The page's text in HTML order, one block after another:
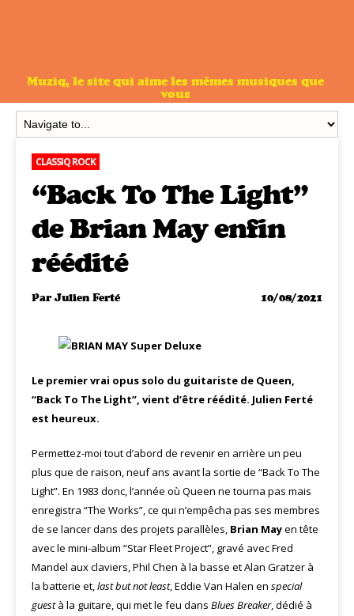
Muziq, le site qui aime les mêmes musiques que
vous
CLASSIQ ROCK
“Back To The Light”
de Brian May enfin
réédité
ParJulien Ferté 10/08/2021
Le premier vrai opus solo du guitariste de Queen,
“Back To The Light”, vient d’être réédité. Julien Ferté
est heureux.
Permettez-moi tout d’abord de revenir en arrière un peu
plus que de raison, neuf ans avant la sortie de “Back To The
Light”. En 1983 donc, l’année où Queen ne tourna pas mais
enregistra “The Works”, ce qui n’empêcha pas ses membres
de se lancer dans des projets parallèles, Brian Mayen tête
avec le mini-album “Star Fleet Project”, gravé avec Fred
Mandel aux claviers, Phil Chen à la basse et Alan Gratzer à
la batterie et,last but not least, Eddie Van Halen en special
guestà la guitare, qui met le feu dans Blues Breaker, dédié à